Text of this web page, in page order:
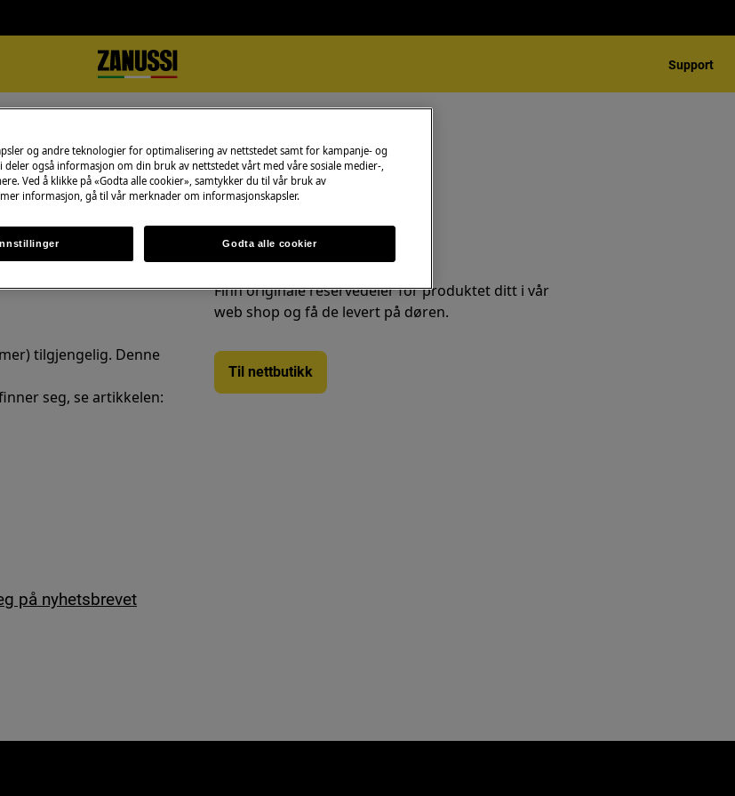
Support
og reservedeler?
reservedel, tilbehør
tilgjengelig. Denne
seg, se artikkelen:
på nyhetsbrevet
Finn originale reservedeler for produktet ditt i vår
web shop og få de levert på døren.
Til nettbutikk
og andre teknologier for optimalisering av nettstedet samt for kampanje- og
også informasjon om din bruk av nettstedet vårt med våre sosiale medier-,
Ved å klikke på «Godta alle cookier», samtykker du til vår bruk av
informasjon, gå til vår merknader om informasjonskapsler.
Godta alle cookier